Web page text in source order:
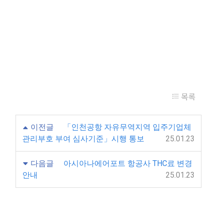
목록
이전글
「인천공항 자유무역지역 입주기업체
관리부호 부여 심사기준」시행 통보
25.01.23
다음글
아시아나에어포트 항공사 THC료 변경
안내
25.01.23